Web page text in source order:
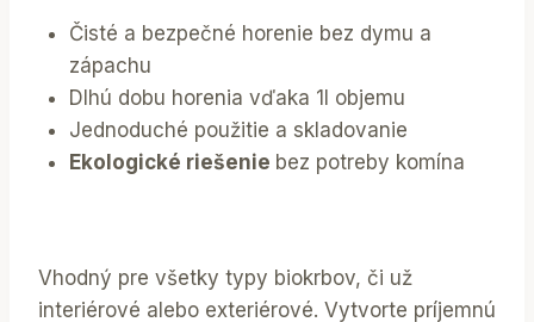
Čisté a bezpečné horenie bez dymu a
zápachu
Dlhú dobu horenia vďaka 1l objemu
Jednoduché použitie a skladovanie
Ekologické riešenie bez potreby komína
Vhodný pre všetky typy biokrbov, či už
interiérové alebo exteriérové. Vytvorte príjemnú